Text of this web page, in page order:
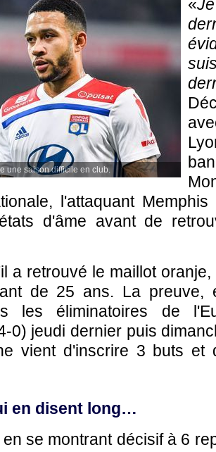
une saison difficile en club.
«
l'attaquant
d'âme avant de
a retrouvé le maillot
de 25 ans. La preuve,
les éliminatoires de
0) jeudi dernier puis
vient d'inscrire 3 buts et
en disent long…
se montrant décisif à 6